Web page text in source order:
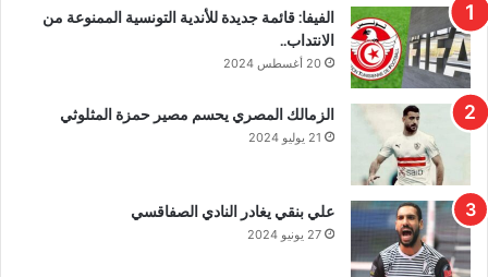
الفيفا: قائمة جديدة للأندية التونسية الممنوعة من
الانتداب..
20 أغسطس 2024
الزمالك المصري يحسم مصير حمزة المثلوثي
21 يوليو 2024
علي بنقي يغادر النادي الصفاقسي
27 يونيو 2024